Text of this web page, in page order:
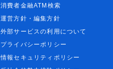
消費者金融ATM検索
運営方針・編集方針
外部サービスの利用について
プライバシーポリシー
情報セキュリティポリシー